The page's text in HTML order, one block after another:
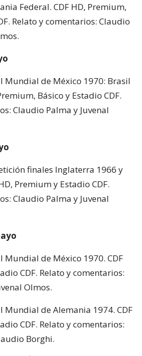
Federal. CDF HD, Premium,
Relato y comentarios: Claudio
Mundial de México 1970: Brasil
Básico y Estadio CDF.
Claudio Palma y Juvenal
finales Inglaterra 1966 y
Premium y Estadio CDF.
Claudio Palma y Juvenal
Mundial de México 1970. CDF
CDF. Relato y comentarios:
Olmos.
Mundial de Alemania 1974. CDF
CDF. Relato y comentarios:
Borghi.